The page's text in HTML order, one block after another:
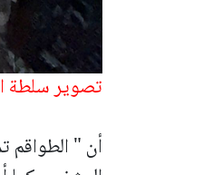
تصوير سلطة
أن "